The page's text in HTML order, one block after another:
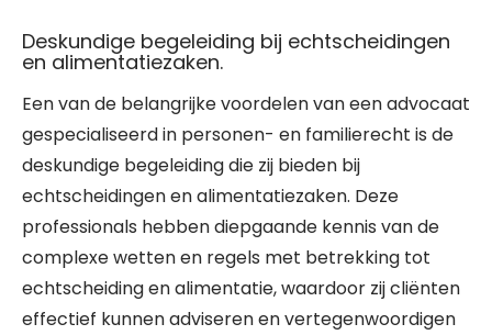
Deskundige begeleiding bij echtscheidingen
en alimentatiezaken.
Een van de belangrijke voordelen van een advocaat
gespecialiseerd in personen- en familierecht is de
deskundige begeleiding die zij bieden bij
echtscheidingen en alimentatiezaken. Deze
professionals hebben diepgaande kennis van de
complexe wetten en regels met betrekking tot
echtscheiding en alimentatie, waardoor zij cliënten
effectief kunnen adviseren en vertegenwoordigen